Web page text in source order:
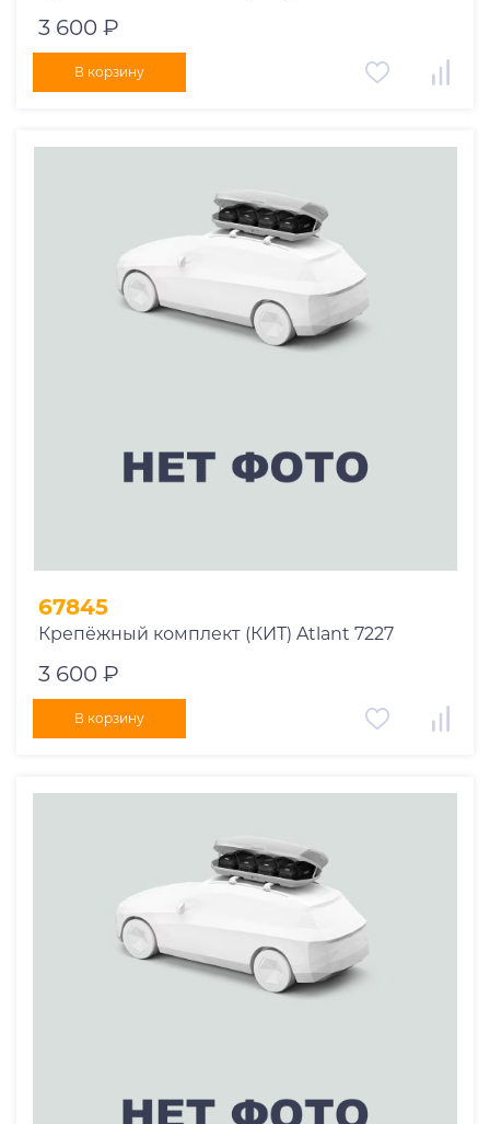
3 600 ₽
В корзину
67845
Крепёжный комплект (КИТ) Atlant 7227
3 600 ₽
В корзину